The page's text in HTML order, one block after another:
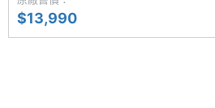
※本文為 SOGI 手機王版權所有，未經授
5G組網
方式
$13,990